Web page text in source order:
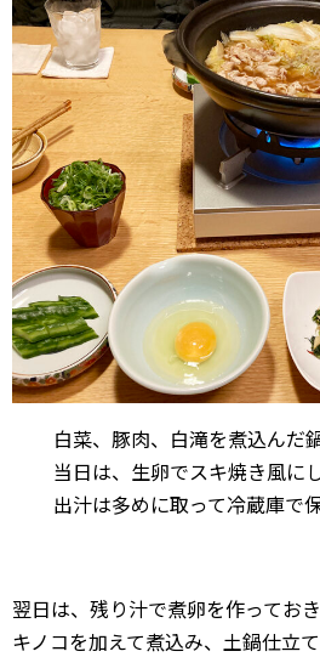
白菜、豚肉、白滝を煮込んだ鍋
当日は、生卵でスキ焼き風に
出汁は多めに取って冷蔵庫で
翌日は、残り汁で煮卵を作ってお
キノコを加えて煮込み、土鍋仕立